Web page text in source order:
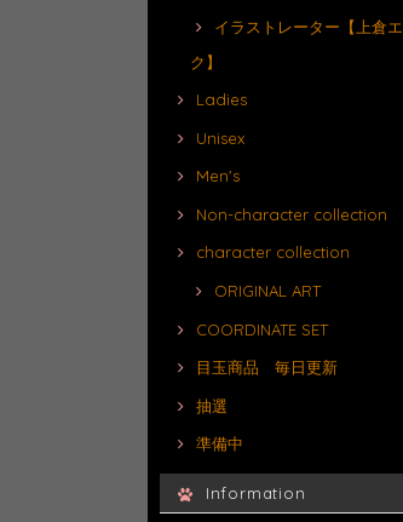
イラストレーター【上倉エ
ク】
Ladies
Unisex
Men's
Non-character collection
character collection
ORIGINAL ART
COORDINATE SET
目玉商品 毎日更新
抽選
準備中
Information